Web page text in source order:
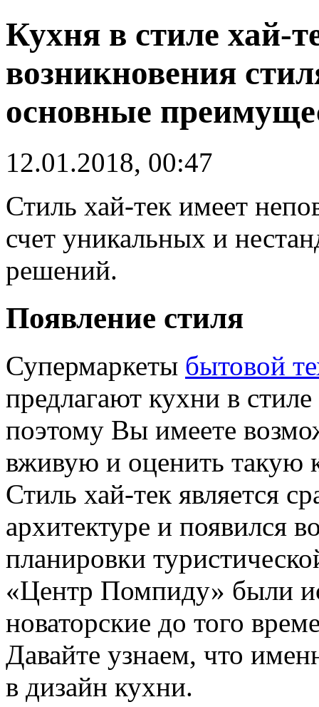
Кухня в стиле хай-
возникновения
основные
12.01.2018, 00:47
Стиль хай-тек имеет
счет уникальных и
решений.
Появление стиля
Супермаркеты бытовой
предлагают кухни в
поэтому Вы имеете
вживую и оценить такую
Стиль хай-тек является
архитектуре и появился
планировки
«Центр Помпиду» были
новаторские до того
Давайте узнаем, что
в дизайн кухни.